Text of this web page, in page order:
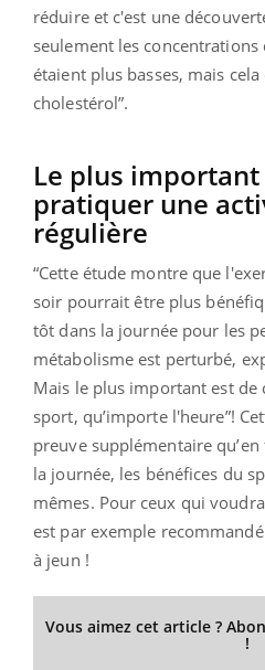
réduire et c'est une
seulement les concentrations
étaient plus basses, mais
cholestérol”.
Le plus important
pratiquer une
régulière
“Cette étude montre que
soir pourrait être plus
tôt dans la journée pour les
métabolisme est perturbé,
Mais le plus important est de
sport, qu’importe l'heure”!
preuve supplémentaire
la journée, les bénéfices du
mêmes. Pour ceux qui
est par exemple
à jeun !
Vous aimez cet article ?
!